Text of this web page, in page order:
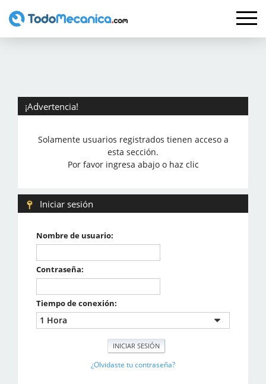
¡Advertencia!
Solamente usuarios registrados tienen acceso a
esta sección.
Por favor ingresa abajo o haz clic
Iniciar sesión
Nombre de usuario:
Contraseña:
Tiempo de conexión:
¿Olvidaste tu contraseña?